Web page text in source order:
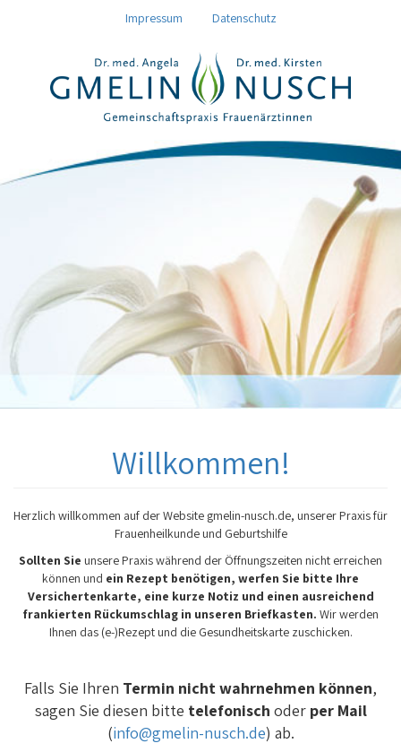
Impressum Datenschutz
Willkommen!
Herzlich willkommen auf der Website gmelin-nusch.de, unserer Praxis für
Frauenheilkunde und Geburtshilfe
Sollten Sie unsere Praxis während der Öffnungszeiten nicht erreichen
können und ein Rezept benötigen, werfen Sie bitte Ihre
Versichertenkarte, eine kurze Notiz und einen ausreichend
frankierten Rückumschlag in unseren Briefkasten. Wir werden
Ihnen das (e-)Rezept und die Gesundheitskarte zuschicken.
Falls Sie Ihren Termin nicht wahrnehmen können,
sagen Sie diesen bitte telefonisch oder per Mail
(info@gmelin-nusch.de) ab.